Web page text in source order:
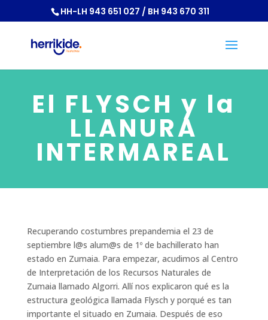
HH-LH 943 651 027 / BH 943 670 311
El FLYSCH y la
LLANURA
INTERMAREAL
Recuperando costumbres prepandemia el 23 de
septiembre l@s alum@s de 1º de bachillerato han
estado en Zumaia. Para empezar, acudimos al Centro
de Interpretación de los Recursos Naturales de
Zumaia llamado Algorri. Allí nos explicaron qué es la
estructura geológica llamada Flysch y porqué es tan
importante el situado en Zumaia. Después de eso